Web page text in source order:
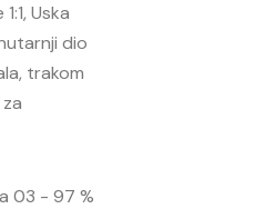
Uska
dio
trakom
03 - 97 %